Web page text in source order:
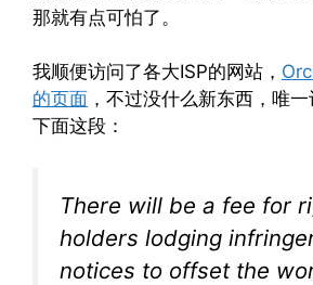
那就有点可怕了。
我顺便访问了各大ISP的网站，
的页面 ，不过没什么新东西，唯
下面这段：
There will be a fee for
holders lodging
notices to offset the